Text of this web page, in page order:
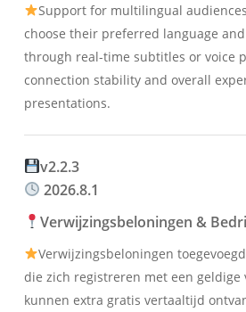
Support for multilingual
choose their preferred language
through real-time subtitles or voice
connection stability and overall
presentations.
v2.2.3
2026.8.1
Verwijzingsbeloningen &
Verwijzingsbeloningen
die zich registreren met een geldige
kunnen extra gratis vertaaltijd